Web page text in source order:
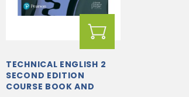
TECHNICAL ENGLISH 2
SECOND EDITION
COURSE BOOK AND